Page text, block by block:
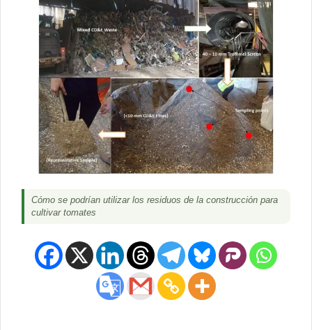
Cómo se podrían utilizar los residuos de la construcción para
cultivar tomates